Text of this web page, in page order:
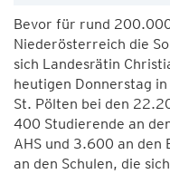
Bevor für rund
Niederösterreich die
sich Landesrätin
heutigen Donnerstag in
St. Pölten bei den
400 Studierende an
AHS und 3.600 an
an den Schulen, die